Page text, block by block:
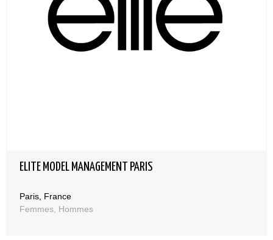
ELITE MODEL MANAGEMENT PARIS
Paris, France
Femmes, Hommes